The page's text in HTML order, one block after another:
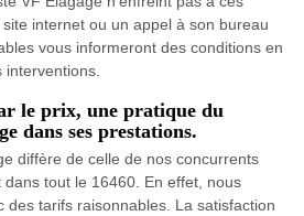
internet ou un appel à son bureau
vous informeront des conditions en
interventions.
le prix, une pratique du
dans ses prestations.
diffère de celle de nos concurrents
tout le 16460. En effet, nous
des tarifs raisonnables. La satisfaction